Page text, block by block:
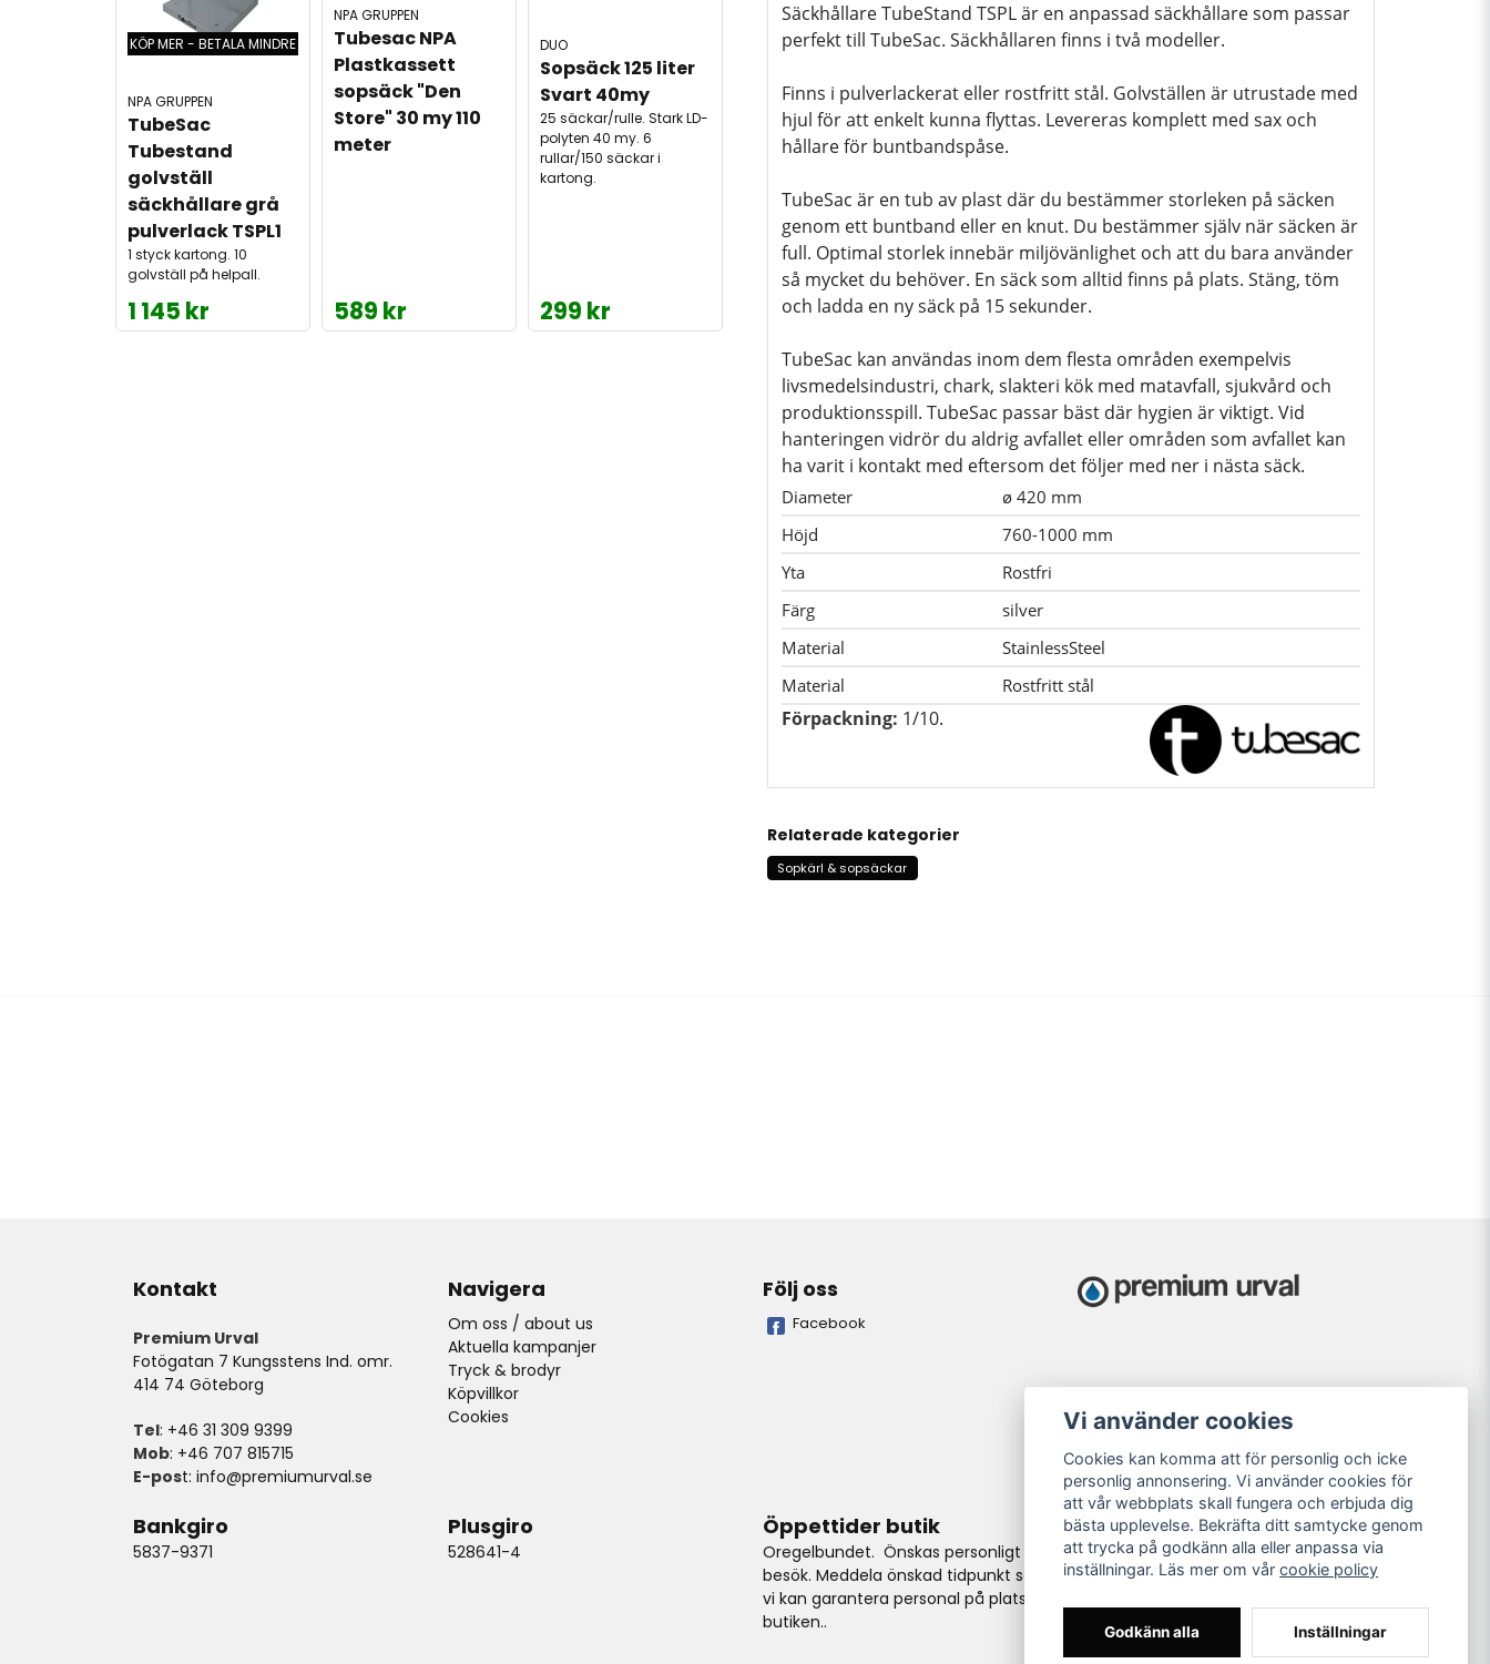
KÖP MER - BETALA MINDRE
NPA GRUPPEN
TubeSac
Tubestand
golvställ
säckhållare grå
pulverlack TSPL1
1 styck kartong. 10
golvställ på helpall.
1 145 kr
NPA GRUPPEN
Tubesac NPA
Plastkassett
sopsäck "Den
Store" 30 my 110
meter
589 kr
DUO
Sopsäck 125 liter
Svart 40my
25 säckar/rulle. Stark LD-
polyten 40 my. 6
rullar/150 säckar i
kartong.
299 kr
Säckhållare TubeStand TSPL är en anpassad säckhållare som passar
perfekt till TubeSac. Säckhållaren finns i två modeller.
Finns i pulverlackerat eller rostfritt stål. Golvställen är utrustade med
hjul för att enkelt kunna flyttas. Levereras komplett med sax och
hållare för buntbandspåse.
TubeSac är en tub av plast där du bestämmer storleken på säcken
genom ett buntband eller en knut. Du bestämmer själv när säcken är
full. Optimal storlek innebär miljövänlighet och att du bara använder
så mycket du behöver. En säck som alltid finns på plats. Stäng, töm
och ladda en ny säck på 15 sekunder.
TubeSac kan användas inom dem flesta områden exempelvis
livsmedelsindustri, chark, slakteri kök med matavfall, sjukvård och
produktionsspill. TubeSac passar bäst där hygien är viktigt. Vid
hanteringen vidrör du aldrig avfallet eller områden som avfallet kan
ha varit i kontakt med eftersom det följer med ner i nästa säck.
Diameter
ø 420 mm
Höjd
760-1000 mm
Yta
Rostfri
Färg
silver
Material
StainlessSteel
Material
Rostfritt stål
Förpackning: 1/10.
Relaterade kategorier
Sopkärl & sopsäckar
Kontakt
Premium Urval
Fotögatan 7 Kungsstens Ind. omr.
414 74 Göteborg
Tel: +46 31 309 9399
Mob: +46 707 815715
E-post: info@premiumurval.se
Navigera
Om oss / about us
Aktuella kampanjer
Tryck & brodyr
Köpvillkor
Cookies
Följ oss
Facebook
Bankgiro
5837-9371
Plusgiro
528641-4
Öppettider butik
Oregelbundet. Önskas personligt
besök. Meddela önskad tidpunkt så
vi kan garantera personal på plats i
butiken..
Vi använder cookies
Cookies kan komma att för personlig och icke
personlig annonsering. Vi använder cookies för
att vår webbplats skall fungera och erbjuda dig
bästa upplevelse. Bekräfta ditt samtycke genom
att trycka på godkänn alla eller anpassa via
inställningar. Läs mer om vårcookie policy
Godkänn alla Inställningar